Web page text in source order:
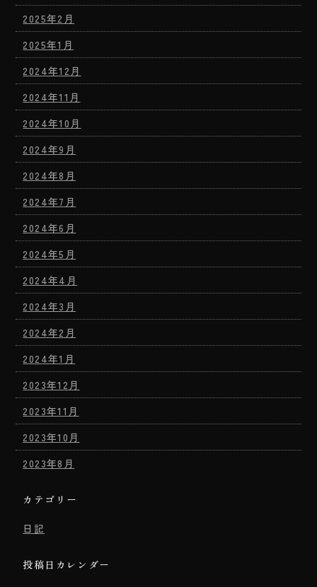
2025年2月
2025年1月
2024年12月
2024年11月
2024年10月
2024年9月
2024年8月
2024年7月
2024年6月
2024年5月
2024年4月
2024年3月
2024年2月
2024年1月
2023年12月
2023年11月
2023年10月
2023年8月
カテゴリー
日記
投稿日カレンダー